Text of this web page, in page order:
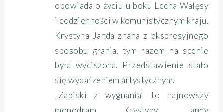
opowiada o życiu u boku Lecha Wałęsy
i codzienności w komunistycznym kraju.
Krystyna Janda znana z ekspresyjnego
sposobu grania, tym razem na scenie
była wyciszona. Przedstawienie stało
się wydarzeniem artystycznym.
„Zapiski z wygnania” to najnowszy
monodram Krystyny Jandy